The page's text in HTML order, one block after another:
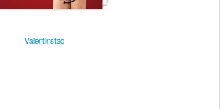
Valentinstag